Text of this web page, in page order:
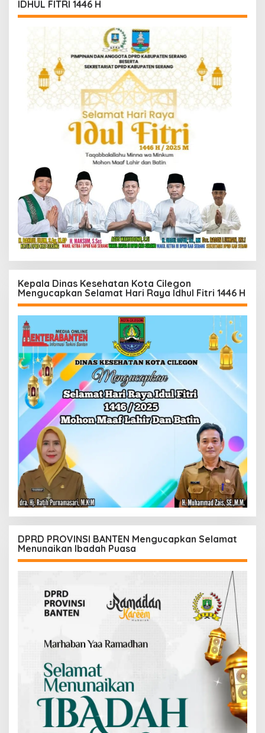
IDHUL FITRI 1446 H
Kepala Dinas Kesehatan Kota Cilegon
Mengucapkan Selamat Hari Raya Idhul Fitri 1446 H
DPRD PROVINSI BANTEN Mengucapkan Selamat
Menunaikan Ibadah Puasa